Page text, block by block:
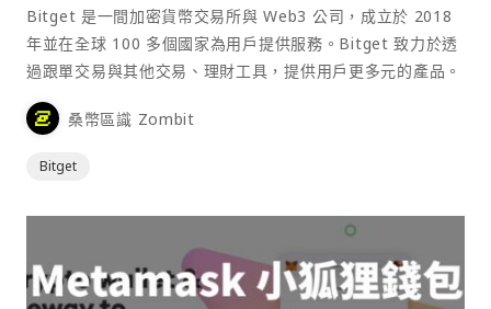
Bitget 是一間加密貨幣交易所與 Web3 公司，成立於 2018
年並在全球 100 多個國家為用戶提供服務。Bitget 致力於透
過跟單交易與其他交易、理財工具，提供用戶更多元的產品。
桑幣區識 Zombit
Bitget